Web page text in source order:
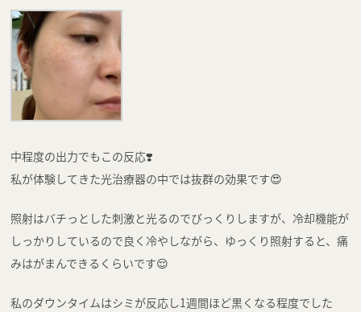
中程度の出力でもこの反応❣️
私が体験してきた光治療器の中では抜群の効果です😍
照射はバチっとした刺激と光るのでびっくりしますが、冷却機能が
しっかりしているので良く冷やしながら、ゆっくり照射すると、痛
みはがまんできるくらいです😌
私のダウンタイムはシミが反応し1週間ほど黒くなる程度でした